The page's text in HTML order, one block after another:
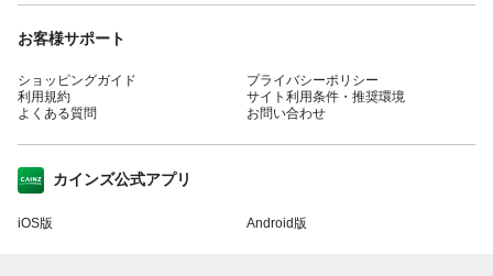
お客様サポート
ショッピングガイド
利用規約
よくある質問
プライバシーポリシー
サイト利用条件・推奨環境
お問い合わせ
カインズ公式アプリ
iOS版 Android版